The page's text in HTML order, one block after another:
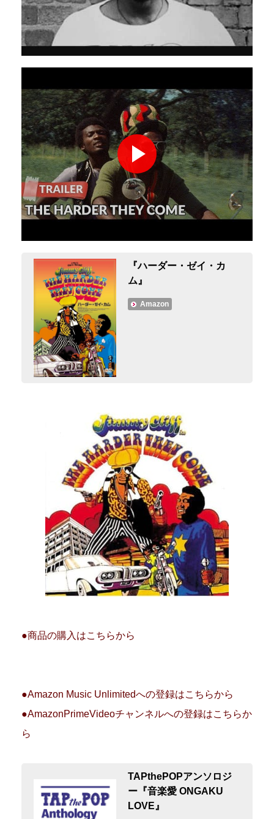
『ハーダー・ゼイ・カ
ム』
Amazon
●商品の購入はこちらから
●Amazon Music Unlimitedへの登録はこちらから
●AmazonPrimeVideoチャンネルへの登録はこちらか
ら
TAPthePOPアンソロジ
ー『音楽愛 ONGAKU
LOVE』